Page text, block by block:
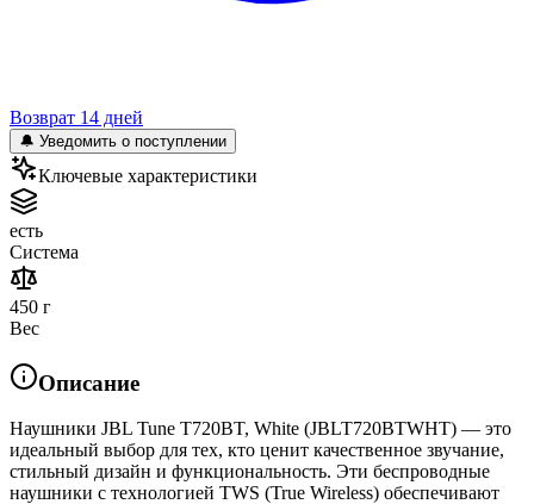
Возврат 14 дней
🔔 Уведомить о поступлении
Ключевые характеристики
есть
Система
450 г
Вес
Описание
Наушники JBL Tune T720BT, White (JBLT720BTWHT) — это
идеальный выбор для тех, кто ценит качественное звучание,
стильный дизайн и функциональность. Эти беспроводные
наушники с технологией TWS (True Wireless) обеспечивают